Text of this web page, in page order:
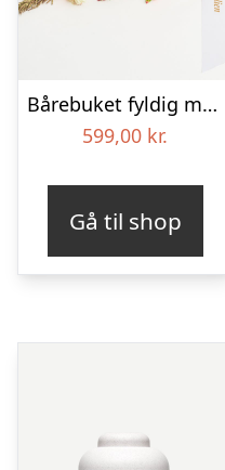
Bårebuket fyldig med bånd
599,00 kr.
Gå til shop